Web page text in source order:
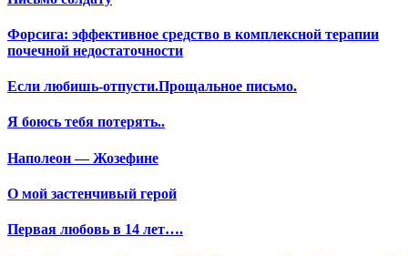
Форсига: эффективное средство в комплексной терапии
почечной недостаточности
Если любишь-отпусти.Прощальное письмо.
Я боюсь тебя потерять..
Наполеон — Жозефине
О мой застенчивый герой
Первая любовь в 14 лет….